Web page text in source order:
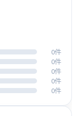
0件
0件
0件
0件
0件